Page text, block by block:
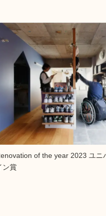
of the year 2023 ユニ
ン賞